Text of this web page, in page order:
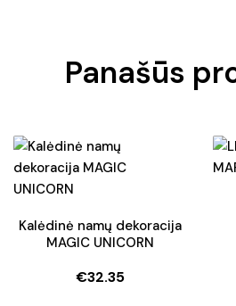
Panašūs
Kalėdinė namų dekoracija
MAGIC UNICORN
€32.35